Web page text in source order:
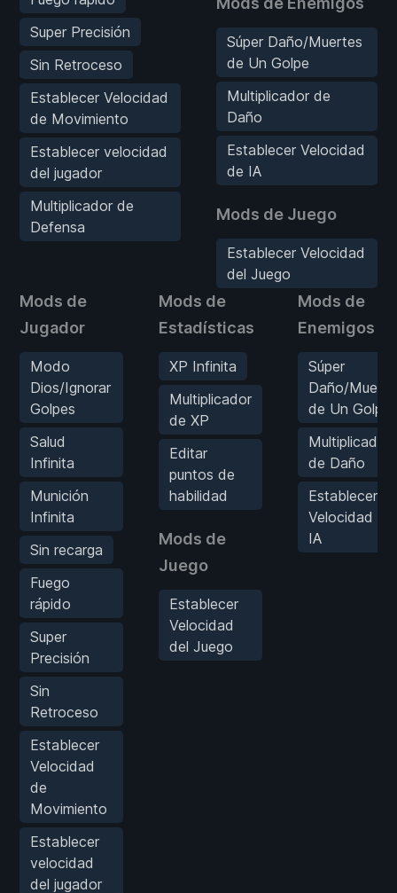
Super Precisión
Sin Retroceso
Establecer Velocidad
de Movimiento
Establecer velocidad
del jugador
Multiplicador de
Defensa
Súper Daño/Muertes
de Un Golpe
Multiplicador de
Daño
Establecer Velocidad
de IA
Mods de Juego
Establecer Velocidad
del Juego
Mods de
Jugador
Modo
Dios/Ignorar
Golpes
Salud
Infinita
Munición
Infinita
Sin recarga
Fuego
rápido
Super
Precisión
Sin
Retroceso
Establecer
Velocidad
de
Movimiento
Establecer
velocidad
del jugador
Mods de
Estadísticas
XP Infinita
Multiplicador
de XP
Editar
puntos de
habilidad
Mods de
Juego
Establecer
Velocidad
del Juego
Mods de
Enemigos
Súper
Daño/
de Un Golpe
Multiplicador
de Daño
Establecer
Velocidad de
IA